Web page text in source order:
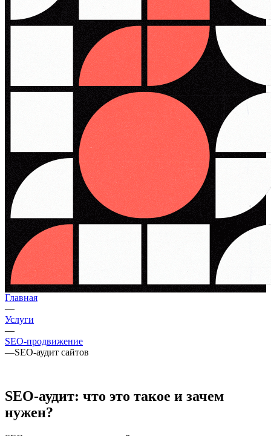
Главная
—
Услуги
—
SEO-продвижение
—SEO-аудит сайтов
SEO-аудит: что это такое и зачем
нужен?